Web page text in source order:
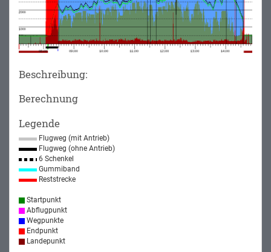
Beschreibung:
Berechnung
Legende
Flugweg (mit Antrieb)
Flugweg (ohne Antrieb)
6 Schenkel
Gummiband
Reststrecke
Startpunkt
Abflugpunkt
Wegpunkte
Endpunkt
Landepunkt